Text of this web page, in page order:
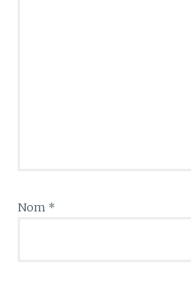
Nom *